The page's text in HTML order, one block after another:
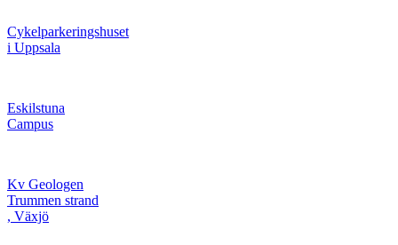
Cykelparkeringshuset
i Uppsala
Eskilstuna
Campus
Kv Geologen
Trummen strand
, Växjö